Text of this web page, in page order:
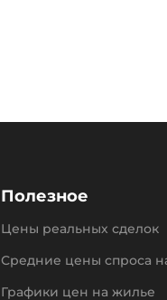
Полезное
Цены реальных сделок
Средние цены спроса
Графики цен на жилье